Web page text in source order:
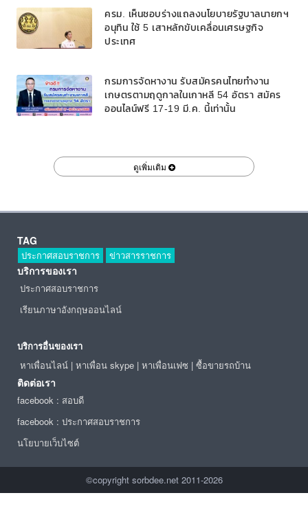
ครม. เห็นชอบร่างแถลงนโยบายรัฐบาลนายกฯ
อนุทิน ใช้ 5 เสาหลักขับเคลื่อนเศรษฐกิจ
ประเทศ
กรมการจัดหางาน รับสมัครคนไทยทำงาน
เกษตรตามฤดูกาลในเกาหลี 54 อัตรา สมัคร
ออนไลน์ฟรี 17-19 มี.ค. นี้เท่านั้น
ดูเพิ่มเติม
TAG
ประกาศสอบราชการ ข่าวสารราชการ
บริการของเรา
ประกาศสอบราชการ
เรียนภาษาอังกฤษออนไลน์
บริการอื่นของเรา
หาเพื่อนไลน์ | หาเพื่อน skype | หาเพื่อนเฟซ | ซื้อขายรถบ้าน
ติดต่อเรา
facebook : สอบดี
facebook : ประกาศสอบราชการ
นโยบายเว็บไซต์
©copyright sorbdee.net 2011-2026